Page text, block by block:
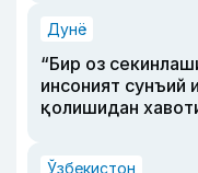
Дунё
“Бир оз
инсоният сунъий
қолишидан
Ўзбекистон